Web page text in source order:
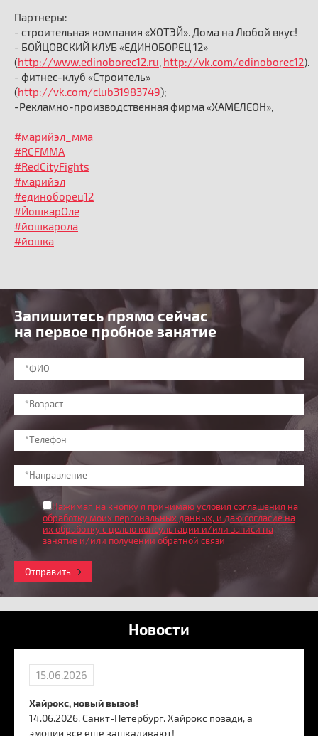
Партнеры:
- строительная компания «ХОТЭЙ». Дома на Любой вкус!
- БОЙЦОВСКИЙ КЛУБ «ЕДИНОБОРЕЦ 12»
(http://www.edinoborec12.ru, http://vk.com/edinoborec12).
- фитнес-клуб «Строитель»
(http://vk.com/club31983749);
-Рекламно-производственная фирма «ХАМЕЛЕОН»,
#марийэл_мма
#RCFMMA
#RedCityFights
#марийэл
#единоборец12
#ЙошкарОле
#йошкарола
#йошка
Запишитесь прямо сейчас
на первое пробное занятие
Нажимая на кнопку я принимаю условия соглашения на
обработку моих персональных данных, и даю согласие на
их обработку с целью консультации и/или записи на
занятие и/или получении обратной связи
Отправить
Новости
15.06.2026
Хайрокс, новый вызов!
14.06.2026, Санкт-Петербург. Хайрокс позади, а
эмоции всё ещё зашкаливают!